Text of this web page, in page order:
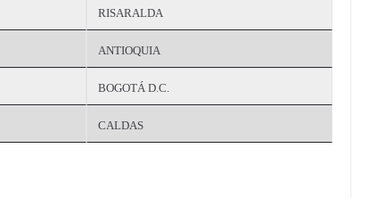
RISARALDA
ANTIOQUIA
BOGOTÁ D.C.
CALDAS